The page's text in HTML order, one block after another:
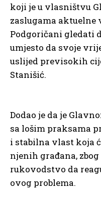
koji je u vlasništvu
zaslugama aktuelne
Podgoričani gledati
umjesto da svoje
uslijed previsokih
Stanišić.
Dodao je da je
sa lošim praksama
i stabilna vlast koja
njenih građana,
rukovodstvo da
ovog problema.